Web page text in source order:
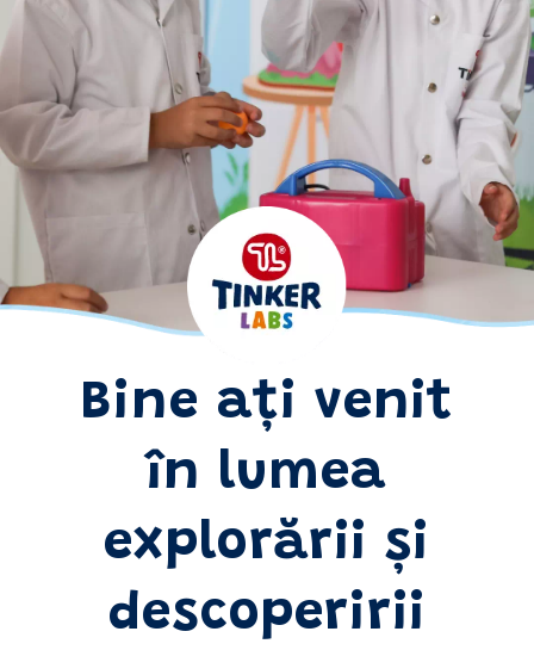
Bine ați venit
în lumea
explorării și
descoperirii